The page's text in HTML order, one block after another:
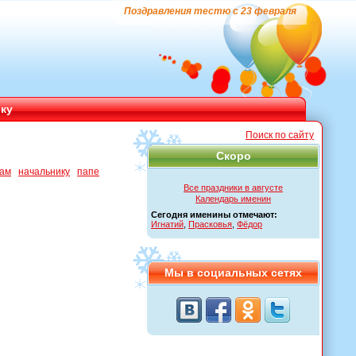
Поздравления тестю с 23 февраля
Поиск по сайту
Скоро
Все праздники в августе
Календарь именин
Сегодня именины отмечают:
Игнатий Прасковья Фёдор
Мы в социальных сетях
начальнику
папе